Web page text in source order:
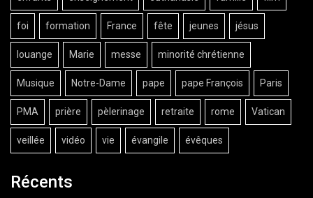
foi formation France fête jeunes jésus
louange Marie messe minorité chrétienne
Musique Notre-Dame pape pape François Paris
PMA prière pèlerinage retraite rome Vatican
veillée vidéo vie évangile évêques
Récents